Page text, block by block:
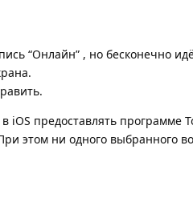
“Онлайн” , но бесконечно
iOS предоставлять программе
этом ни одного выбранного